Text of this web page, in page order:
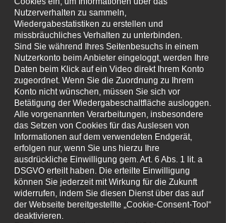
Nutzerverhalten zu sammeln,
Wiedergabestatistiken zu erstellen und
missbräuchliches Verhalten zu unterbinden.
Sind Sie während Ihres Seitenbesuchs in einem
Nutzerkonto beim Anbieter eingeloggt, werden Ihre
Daten beim Klick auf ein Video direkt Ihrem Konto
zugeordnet. Wenn Sie die Zuordnung zu Ihrem
Konto nicht wünschen, müssen Sie sich vor
Betätigung der Wiedergabeschaltfläche ausloggen.
Alle vorgenannten Verarbeitungen, insbesondere
das Setzen von Cookies für das Auslesen von
Informationen auf dem verwendeten Endgerät,
erfolgen nur, wenn Sie uns hierzu Ihre
ausdrückliche Einwilligung gem. Art. 6 Abs. 1 lit. a
DSGVO erteilt haben. Die erteilte Einwilligung
können Sie jederzeit mit Wirkung für die Zukunft
widerrufen, indem Sie diesen Dienst über das auf
der Webseite bereitgestellte „Cookie-Consent-Tool“
deaktivieren.